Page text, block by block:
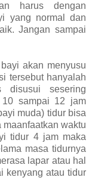
harus dengan
yang normal dan
Jangan sampai
akan menyusu
tersebut hanyalah
disusui sesering
sampai 12 jam
muda) tidur bisa
waktu
tidur 4 jam maka
masa tidurnya
lapar atau hal
kenyang atau tidur